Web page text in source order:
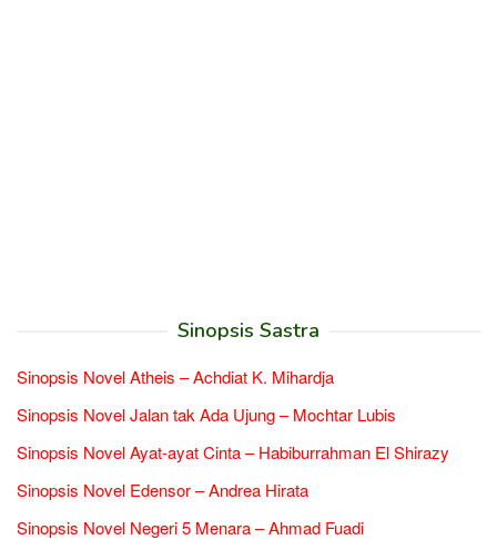
Sinopsis Sastra
Sinopsis Novel Atheis – Achdiat K. Mihardja
Sinopsis Novel Jalan tak Ada Ujung – Mochtar Lubis
Sinopsis Novel Ayat-ayat Cinta – Habiburrahman El Shirazy
Sinopsis Novel Edensor – Andrea Hirata
Sinopsis Novel Negeri 5 Menara – Ahmad Fuadi